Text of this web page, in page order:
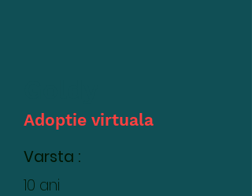
Adoptie virtuala
Varsta :
10 ani